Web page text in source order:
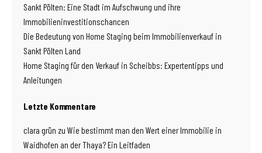
Sankt Pölten: Eine Stadt im Aufschwung und ihre
Immobilieninvestitionschancen
Die Bedeutung von Home Staging beim Immobilienverkauf in
Sankt Pölten Land
Home Staging für den Verkauf in Scheibbs: Expertentipps und
Anleitungen
Letzte Kommentare
clara grün zu Wie bestimmt man den Wert einer Immobilie in
Waidhofen an der Thaya? Ein Leitfaden